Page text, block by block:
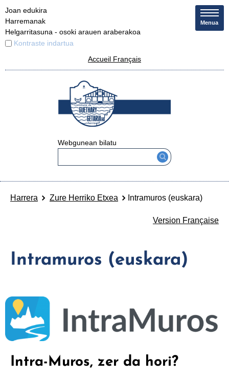
Joan edukira
Harremanak
Helgarritasuna - osoki arauen araberakoa
Kontraste indartua
Accueil Français
Webgunean bilatu
Menua
Harrera Zure Herriko Etxea Intramuros (euskara)
Version Française
Intramuros (euskara)
Intra-Muros, zer da hori?